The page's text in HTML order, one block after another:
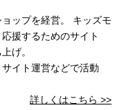
ップを経営。 キッズモ
援するためのサイト
げ。
イト運営などで活動
詳しくはこちら >>